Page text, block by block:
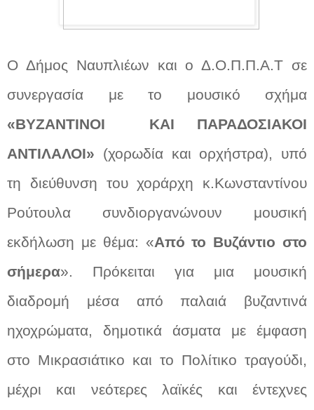
Ο Δήμος Ναυπλιέων και ο Δ.Ο.Π.Π.Α.Τ σε
συνεργασία με το μουσικό σχήμα
«ΒΥΖΑΝΤΙΝΟΙ
ΚΑΙ ΠΑΡΑΔΟΣΙΑΚΟΙ
ΑΝΤΙΛΑΛΟΙ» (χορωδία και ορχήστρα), υπό
τη διεύθυνση του χοράρχη κ.Κωνσταντίνου
Ρούτουλα συνδιοργανώνουν μουσική
εκδήλωση με θέμα: «Από το Βυζάντιο στο
σήμερα». Πρόκειται για μια μουσική
διαδρομή μέσα από παλαιά βυζαντινά
ηχοχρώματα, δημοτικά άσματα με έμφαση
στο Μικρασιάτικο και το Πολίτικο τραγούδι,
μέχρι και νεότερες λαϊκές και έντεχνες